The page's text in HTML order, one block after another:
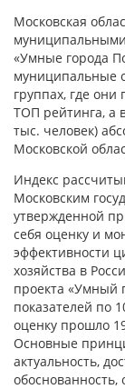
Московская
«Умные города
муниципальные
группах, где
ТОП рейтинга, а
тыс. человек)
Московской
Индекс
Московским
утвержденной
себя оценку и
эффективности
хозяйства в
проекта «Умный
показателей по
оценку прошло
Основные
актуальность,
обоснованность,